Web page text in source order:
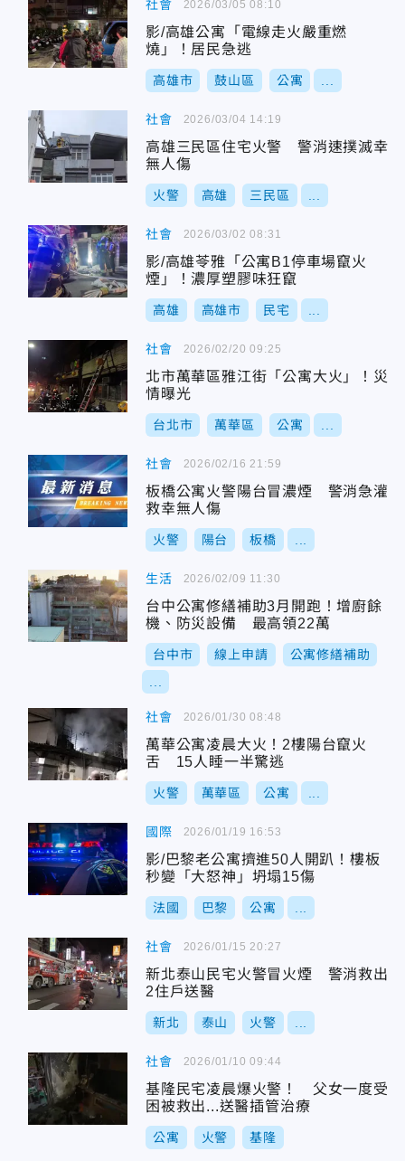
社會
影/高雄公寓「電線走火嚴重燃
燒」！居民急逃
高雄市 鼓山區 公寓
2026/03/05 08:10
社會
高雄三民區住宅火警 警消速撲滅幸
無人傷
火警 高雄 三民區
2026/03/04 14:19
社會
影/高雄苓雅「公寓B1停車場竄火
煙」！濃厚塑膠味狂竄
高雄 高雄市 民宅
2026/03/02 08:31
社會
北市萬華區雅江街「公寓大火」！災
情曝光
台北市 萬華區 公寓
2026/02/20 09:25
社會
板橋公寓火警陽台冒濃煙 警消急灌
救幸無人傷
火警 陽台 板橋
2026/02/16 21:59
生活
台中公寓修繕補助3月開跑！增廚餘
機、防災設備 最高領22萬
台中市 線上申請 公寓修繕補助
2026/02/09 11:30
社會
萬華公寓凌晨大火！2樓陽台竄火
舌 15人睡一半驚逃
火警 萬華區 公寓
2026/01/30 08:48
國際
影/巴黎老公寓擠進50人開趴！樓板
秒變「大怒神」坍塌15傷
法國 巴黎 公寓
2026/01/19 16:53
社會
新北泰山民宅火警冒火煙 警消救出
2住戶送醫
新北 泰山 火警
2026/01/15 20:27
社會
基隆民宅凌晨爆火警！ 父女一度受
困被救出...送醫插管治療
公寓 火警 基隆
2026/01/10 09:44